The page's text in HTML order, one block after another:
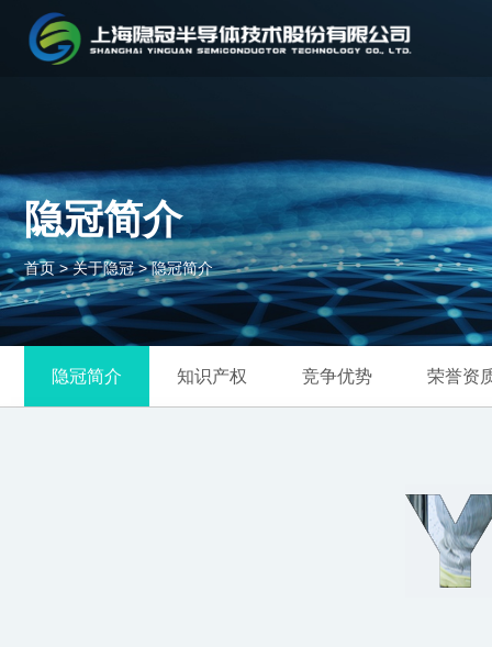
隐冠简介
首页>关于隐冠>隐冠简介
隐冠简介 知识产权 竞争优势 荣誉资